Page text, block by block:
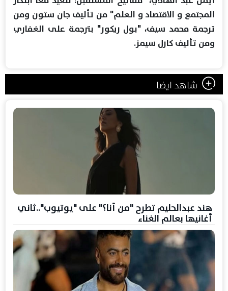
المجتمع و الاقتصاد و العلم" من تأليف جان ستون ومن
ترجمة محمد سيف، "بول ريكور" بترجمة على الغفاري
ومن تأليف كارل سيمز.
شاهد ايضا
هند عبدالحليم تطرح "من أنا؟" على "يوتيوب"..ثاني
أغانيها بعالم الغناء